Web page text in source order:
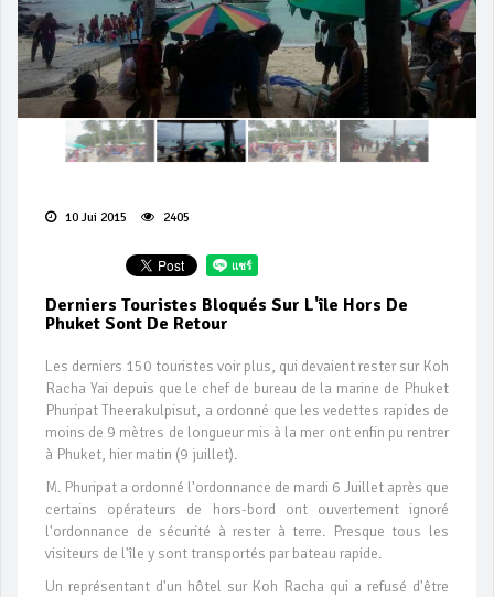
10 Jui 2015 2405
Derniers Touristes Bloqués Sur L'île Hors De
Phuket Sont De Retour
Les derniers 150 touristes voir plus, qui devaient rester sur Koh
Racha Yai depuis que le chef de bureau de la marine de Phuket
Phuripat Theerakulpisut, a ordonné que les vedettes rapides de
moins de 9 mètres de longueur mis à la mer ont enfin pu rentrer
à Phuket, hier matin (9 juillet).
M. Phuripat a ordonné l'ordonnance de mardi 6 Juillet après que
certains opérateurs de hors-bord ont ouvertement ignoré
l'ordonnance de sécurité à rester à terre. Presque tous les
visiteurs de l'île y sont transportés par bateau rapide.
Un représentant d'un hôtel sur Koh Racha qui a refusé d'être